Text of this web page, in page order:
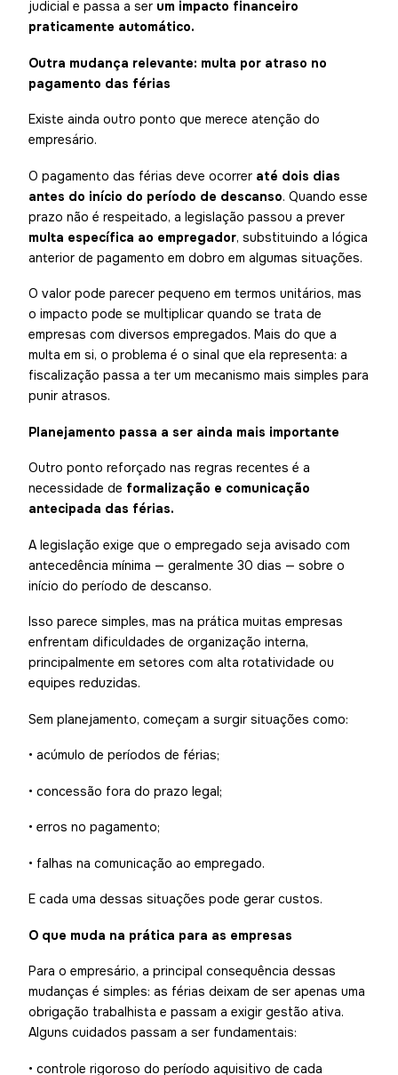
judicial e passa a ser um impacto financeiro
praticamente automático.
Outra mudança relevante: multa por atraso no
pagamento das férias
Existe ainda outro ponto que merece atenção do
empresário.
O pagamento das férias deve ocorrer até dois dias
antes do início do período de descanso. Quando esse
prazo não é respeitado, a legislação passou a prever
multa específica ao empregador, substituindo a lógica
anterior de pagamento em dobro em algumas situações.
O valor pode parecer pequeno em termos unitários, mas
o impacto pode se multiplicar quando se trata de
empresas com diversos empregados. Mais do que a
multa em si, o problema é o sinal que ela representa: a
fiscalização passa a ter um mecanismo mais simples para
punir atrasos.
Planejamento passa a ser ainda mais importante
Outro ponto reforçado nas regras recentes é a
necessidade de formalização e comunicação
antecipada das férias.
A legislação exige que o empregado seja avisado com
antecedência mínima — geralmente 30 dias — sobre o
início do período de descanso.
Isso parece simples, mas na prática muitas empresas
enfrentam dificuldades de organização interna,
principalmente em setores com alta rotatividade ou
equipes reduzidas.
Sem planejamento, começam a surgir situações como:
• acúmulo de períodos de férias;
• concessão fora do prazo legal;
• erros no pagamento;
• falhas na comunicação ao empregado.
E cada uma dessas situações pode gerar custos.
O que muda na prática para as empresas
Para o empresário, a principal consequência dessas
mudanças é simples: as férias deixam de ser apenas uma
obrigação trabalhista e passam a exigir gestão ativa.
Alguns cuidados passam a ser fundamentais:
• controle rigoroso do período aquisitivo de cada